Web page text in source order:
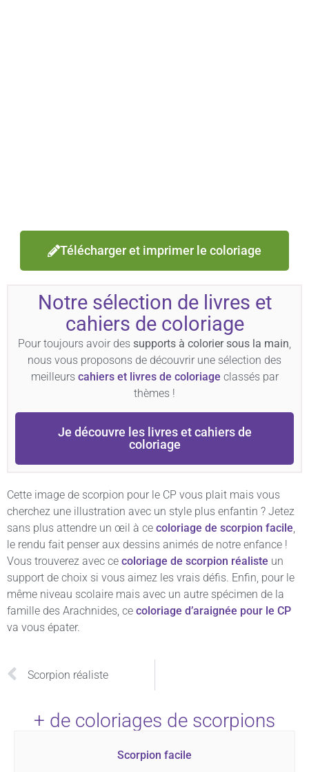
Télécharger et imprimer le coloriage
Notre sélection de livres et
cahiers de coloriage
Pour toujours avoir des supports à colorier sous la main,
nous vous proposons de découvrir une sélection des
meilleurs cahiers et livres de coloriage classés par
thèmes !
Je découvre les livres et cahiers de
coloriage
Cette image de scorpion pour le CP vous plait mais vous
cherchez une illustration avec un style plus enfantin ? Jetez
sans plus attendre un œil à ce coloriage de scorpion facile
le rendu fait penser aux dessins animés de notre enfance !
Vous trouverez avec ce coloriage de scorpion réaliste un
support de choix si vous aimez les vrais défis. Enfin, pour le
même niveau scolaire mais avec un autre spécimen de la
famille des Arachnides, ce coloriage d’araignée pour le CP
va vous épater.
Scorpion réaliste
+ de coloriages de scorpions
Scorpion facile